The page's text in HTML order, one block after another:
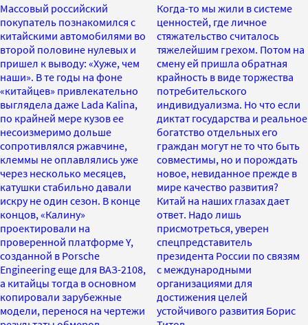
Массовый российский
покупатель познакомился с
китайскими автомобилями во
второй половине нулевых и
пришел к выводу: «Хуже, чем
наши». В те годы на фоне
«китайцев» привлекательно
выглядела даже Lada Kalina,
по крайней мере кузов ее
несоизмеримо дольше
сопротивлялся ржавчине,
клеммы не оплавлялись уже
через несколько месяцев,
катушки стабильно давали
искру не один сезон. В конце
концов, «Калину»
проектировали на
проверенной платформе Y,
созданной в Porsche
Engineering еще для ВАЗ-2108,
а китайцы тогда в основном
копировали зарубежные
модели, перенося на чертежи
Когда-то мы жили в системе
ценностей, где личное
стяжательство считалось
тяжелейшим грехом. Потом на
смену ей пришла обратная
крайность в виде торжества
потребительского
индивидуализма. Но что если
диктат государства и реальное
богатство отдельных его
граждан могут не то что быть
совместимы, но и порождать
новое, невиданное прежде в
мире качество развития?
Китай на наших глазах дает
ответ. Надо лишь
присмотреться, уверен
спецпредставитель
президента России по связям
с международными
организациями для
достижения целей
устойчивого развития Борис